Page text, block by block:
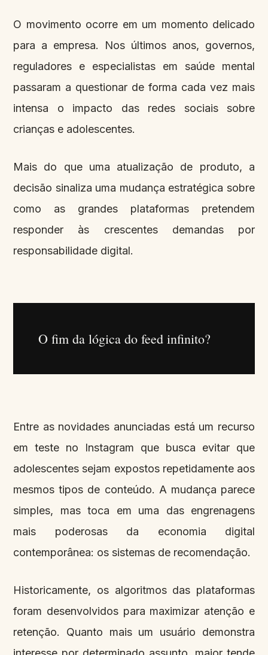
O movimento ocorre em um momento delicado
para a empresa. Nos últimos anos, governos,
reguladores e especialistas em saúde mental
passaram a questionar de forma cada vez mais
intensa o impacto das redes sociais sobre
crianças e adolescentes.
Mais do que uma atualização de produto, a
decisão sinaliza uma mudança estratégica sobre
como as grandes plataformas pretendem
responder às crescentes demandas por
responsabilidade digital.
O fim da lógica do feed infinito?
Entre as novidades anunciadas está um recurso
em teste no Instagram que busca evitar que
adolescentes sejam expostos repetidamente aos
mesmos tipos de conteúdo. A mudança parece
simples, mas toca em uma das engrenagens
mais poderosas da economia digital
contemporânea: os sistemas de recomendação.
Historicamente, os algoritmos das plataformas
foram desenvolvidos para maximizar atenção e
retenção. Quanto mais um usuário demonstra